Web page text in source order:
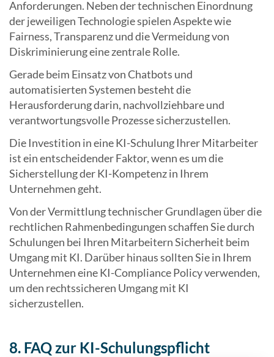
Anforderungen. Neben der technischen Einordnung
der jeweiligen Technologie spielen Aspekte wie
Fairness, Transparenz und die Vermeidung von
Diskriminierung eine zentrale Rolle.
Gerade beim Einsatz von Chatbots und
automatisierten Systemen besteht die
Herausforderung darin, nachvollziehbare und
verantwortungsvolle Prozesse sicherzustellen.
Die Investition in eine KI-Schulung Ihrer Mitarbeiter
ist ein entscheidender Faktor, wenn es um die
Sicherstellung der KI-Kompetenz in Ihrem
Unternehmen geht.
Von der Vermittlung technischer Grundlagen über die
rechtlichen Rahmenbedingungen schaffen Sie durch
Schulungen bei Ihren Mitarbeitern Sicherheit beim
Umgang mit KI. Darüber hinaus sollten Sie in Ihrem
Unternehmen eine KI-Compliance Policy verwenden,
um den rechtssicheren Umgang mit KI
sicherzustellen.
8. FAQ zur KI-Schulungspflicht